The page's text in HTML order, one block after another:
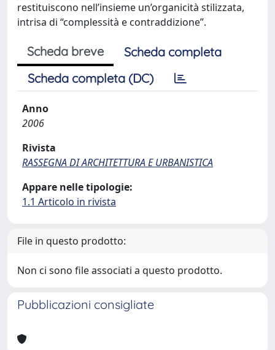
restituiscono nell’insieme un’organicità stilizzata,
intrisa di “complessità e contraddizione”.
Scheda breve
Scheda completa
Scheda completa (DC)
Anno
2006
Rivista
RASSEGNA DI ARCHITETTURA E URBANISTICA
Appare nelle tipologie:
1.1 Articolo in rivista
File in questo prodotto:
Non ci sono file associati a questo prodotto.
Pubblicazioni consigliate